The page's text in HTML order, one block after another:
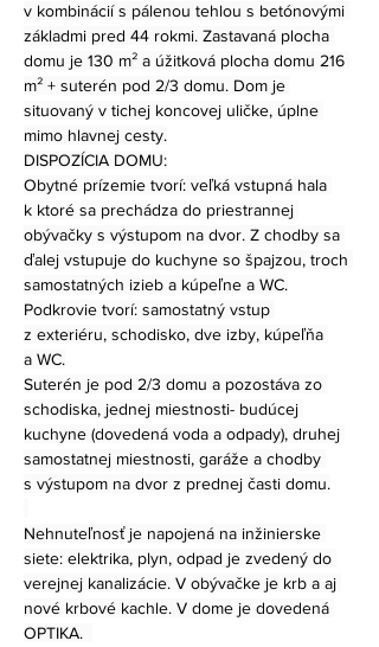
v kombinácií s pálenou tehlou s betónovými
základmi pred 44 rokmi. Zastavaná plocha
domu je 130 m² a úžitková plocha domu 216
m² + suterén pod 2/3 domu. Dom je
situovaný v tichej koncovej uličke, úplne
mimo hlavnej cesty.
DISPOZÍCIA DOMU:
Obytné prízemie tvorí: veľká vstupná hala
k ktoré sa prechádza do priestrannej
obývačky s výstupom na dvor. Z chodby sa
ďalej vstupuje do kuchyne so špajzou, troch
samostatných izieb a kúpeľne a WC.
Podkrovie tvorí: samostatný vstup
z exteriéru, schodisko, dve izby, kúpeľňa
a WC.
Suterén je pod 2/3 domu a pozostáva zo
schodiska, jednej miestnosti- budúcej
kuchyne (dovedená voda a odpady), druhej
samostatnej miestnosti, garáže a chodby
s výstupom na dvor z prednej časti domu.
Nehnuteľnosť je napojená na inžinierske
siete: elektrika, plyn, odpad je zvedený do
verejnej kanalizácie. V obývačke je krb a aj
nové krbové kachle. V dome je dovedená
OPTIKA.